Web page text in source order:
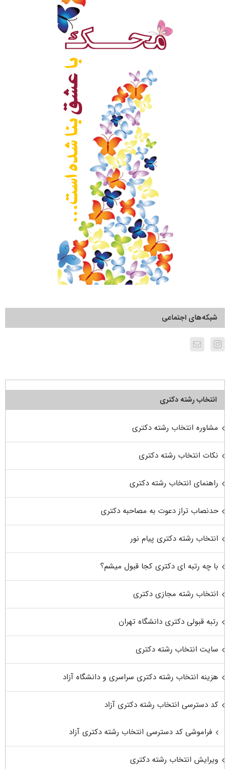
شبکه‌های اجتماعی
انتخاب رشته دکتری
مشاوره انتخاب رشته دکتری
نکات انتخاب رشته دکتری
راهنمای انتخاب رشته دکتری
حدنصاب تراز دعوت به مصاحبه دکتری
انتخاب رشته دکتری پیام نور
با چه رتبه ای دکتری کجا قبول میشم؟
انتخاب رشته مجازی دکتری
رتبه قبولی دکتری دانشگاه تهران
سایت انتخاب رشته دکتری
هزینه انتخاب رشته دکتری سراسری و دانشگاه آزاد
کد دسترسی انتخاب رشته دکتری آزاد
فراموشی کد دسترسی انتخاب رشته دکتری آزاد
ویرایش انتخاب رشته دکتری